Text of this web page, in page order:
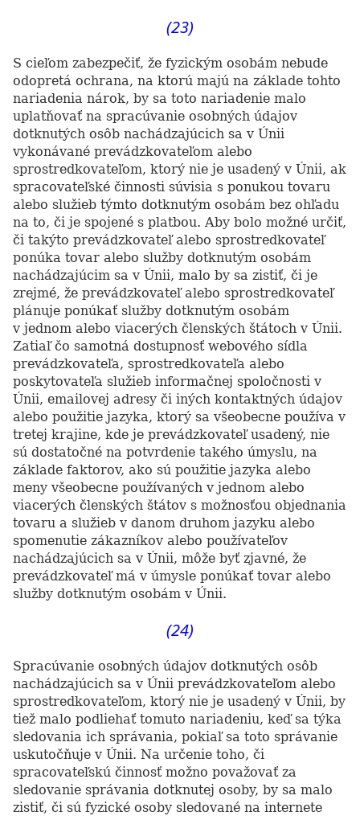
(23)
S cieľom zabezpečiť, že fyzickým osobám nebude
odopretá ochrana, na ktorú majú na základe tohto
nariadenia nárok, by sa toto nariadenie malo
uplatňovať na spracúvanie osobných údajov
dotknutých osôb nachádzajúcich sa v Únii
vykonávané prevádzkovateľom alebo
sprostredkovateľom, ktorý nie je usadený v Únii, ak
spracovateľské činnosti súvisia s ponukou tovaru
alebo služieb týmto dotknutým osobám bez ohľadu
na to, či je spojené s platbou. Aby bolo možné určiť,
či takýto prevádzkovateľ alebo sprostredkovateľ
ponúka tovar alebo služby dotknutým osobám
nachádzajúcim sa v Únii, malo by sa zistiť, či je
zrejmé, že prevádzkovateľ alebo sprostredkovateľ
plánuje ponúkať služby dotknutým osobám
v jednom alebo viacerých členských štátoch v Únii.
Zatiaľ čo samotná dostupnosť webového sídla
prevádzkovateľa, sprostredkovateľa alebo
poskytovateľa služieb informačnej spoločnosti v
Únii, emailovej adresy či iných kontaktných údajov
alebo použitie jazyka, ktorý sa všeobecne používa v
tretej krajine, kde je prevádzkovateľ usadený, nie
sú dostatočné na potvrdenie takého úmyslu, na
základe faktorov, ako sú použitie jazyka alebo
meny všeobecne používaných v jednom alebo
viacerých členských štátov s možnosťou objednania
tovaru a služieb v danom druhom jazyku alebo
spomenutie zákazníkov alebo používateľov
nachádzajúcich sa v Únii, môže byť zjavné, že
prevádzkovateľ má v úmysle ponúkať tovar alebo
služby dotknutým osobám v Únii.
(24)
Spracúvanie osobných údajov dotknutých osôb
nachádzajúcich sa v Únii prevádzkovateľom alebo
sprostredkovateľom, ktorý nie je usadený v Únii, by
tiež malo podliehať tomuto nariadeniu, keď sa týka
sledovania ich správania, pokiaľ sa toto správanie
uskutočňuje v Únii. Na určenie toho, či
spracovateľskú činnosť možno považovať za
sledovanie správania dotknutej osoby, by sa malo
zistiť, či sú fyzické osoby sledované na internete